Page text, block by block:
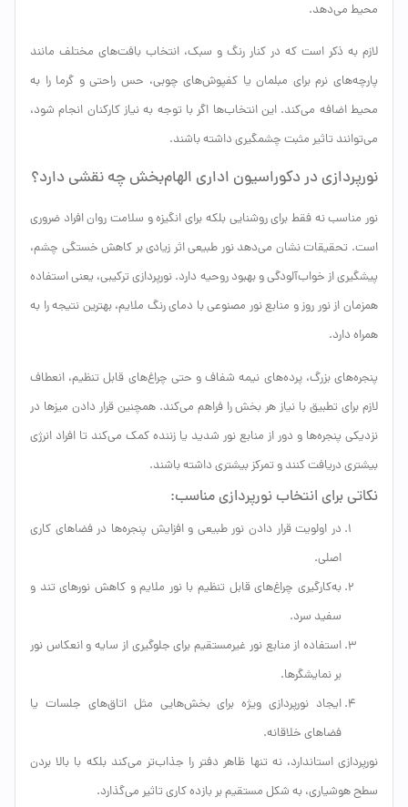
محیط می‌دهد.
لازم به ذکر است که در کنار رنگ و سبک، انتخاب بافت‌های مختلف مانند
پارچه‌های نرم برای مبلمان یا کفپوش‌های چوبی، حس راحتی و گرما را به
محیط اضافه می‌کند. این انتخاب‌ها اگر با توجه به نیاز کارکنان انجام شود،
می‌توانند تاثیر مثبت چشمگیری داشته باشند.
نورپردازی در دکوراسیون اداری الهام‌بخش چه نقشی دارد؟
نور مناسب نه فقط برای روشنایی بلکه برای انگیزه و سلامت روان افراد ضروری
است. تحقیقات نشان می‌دهد نور طبیعی اثر زیادی بر کاهش خستگی چشم،
پیشگیری از خواب‌آلودگی و بهبود روحیه دارد. نورپردازی ترکیبی، یعنی استفاده
همزمان از نور روز و منابع نور مصنوعی با دمای رنگ ملایم، بهترین نتیجه را به
همراه دارد.
پنجره‌های بزرگ، پرده‌های نیمه شفاف و حتی چراغ‌های قابل تنظیم، انعطاف
لازم برای تطبیق با نیاز هر بخش را فراهم می‌کند. همچنین قرار دادن میزها در
نزدیکی پنجره‌ها و دور از منابع نور شدید یا زننده کمک می‌کند تا افراد انرژی
بیشتری دریافت کنند و تمرکز بیشتری داشته باشند.
نکاتی برای انتخاب نورپردازی مناسب:
در اولویت قرار دادن نور طبیعی و افزایش پنجره‌ها در فضاهای کاری
اصلی.
به‌کارگیری چراغ‌های قابل تنظیم با نور ملایم و کاهش نورهای تند و
سفید سرد.
استفاده از منابع نور غیرمستقیم برای جلوگیری از سایه و انعکاس نور
بر نمایشگرها.
ایجاد نورپردازی ویژه برای بخش‌هایی مثل اتاق‌های جلسات یا
فضاهای خلاقانه.
نورپردازی استاندارد، نه تنها ظاهر دفتر را جذاب‌تر می‌کند بلکه با بالا بردن
سطح هوشیاری، به شکل مستقیم بر بازده کاری تاثیر می‌گذارد.